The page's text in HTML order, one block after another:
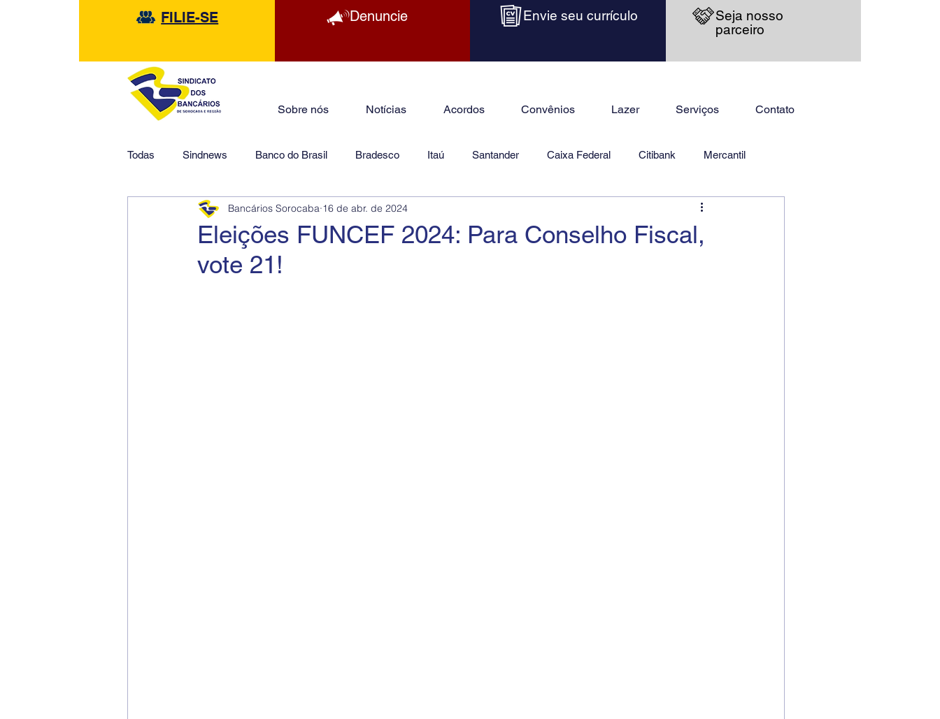
FILIE-SE Denuncie Envie seu currículo
Seja nosso
parceiro
Sobre nós Notícias Acordos Convênios Lazer Serviços Contato
Todas Sindnews Banco do Brasil Bradesco Itaú Santander Caixa Federal Citibank Mercantil
HSBC Financeiras Jurídico
Eleições FUNCEF 2024: Para Conselho Fiscal,
vote 21!
Bancários Sorocaba 16 de abr. de 2024